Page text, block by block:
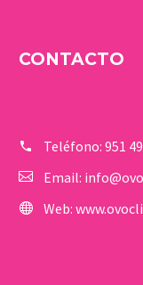
CONTACTO
Teléfono: 951
Email:
Web: